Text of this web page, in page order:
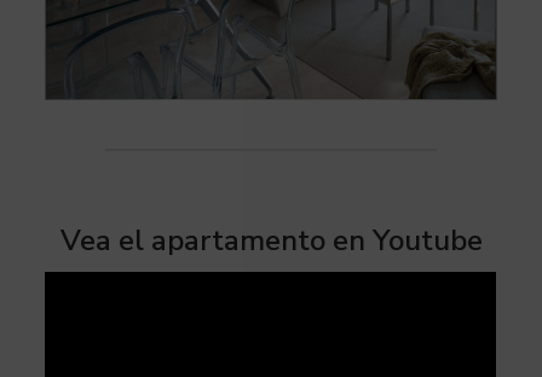
Vea el apartamento en Youtube